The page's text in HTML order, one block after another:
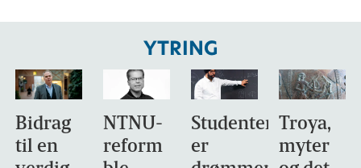
YTRING
Bidrag
til en
NTNU-
reform
Studentene
er
Troya,
myter